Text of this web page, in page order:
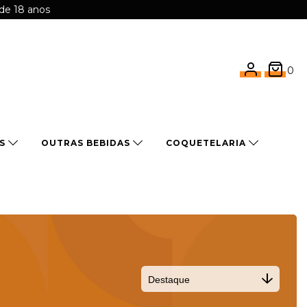
18 anos
0
OUTRAS BEBIDAS COQUETELARIA